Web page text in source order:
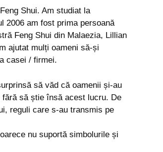
Shui. Am studiat la
2006 am fost prima persoană
Feng Shui din Malaezia, Lillian
ajutat mulți oameni să-și
casei / firmei.
să văd că oamenii și-au
să știe însă acest lucru. De
reguli care s-au transmis pe
nu suportă simbolurile și